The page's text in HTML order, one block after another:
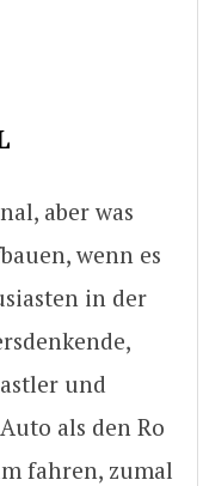
aber was
wenn es
in der
und
als den Ro
fahren, zumal